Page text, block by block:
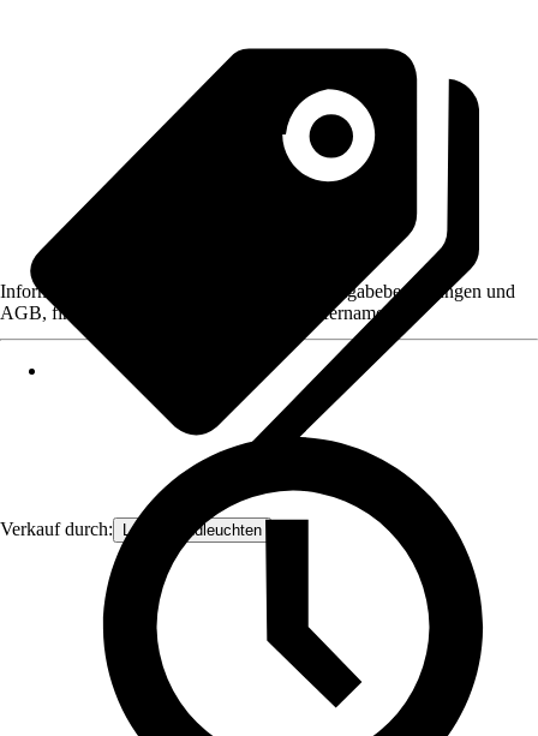
Verkauf durch: Lampenundleuchten
Informationen des Verkäufers, wie z. B. Rückgabebedingungen und
AGB, finden Sie bei Klick auf den Verkäufernamen.